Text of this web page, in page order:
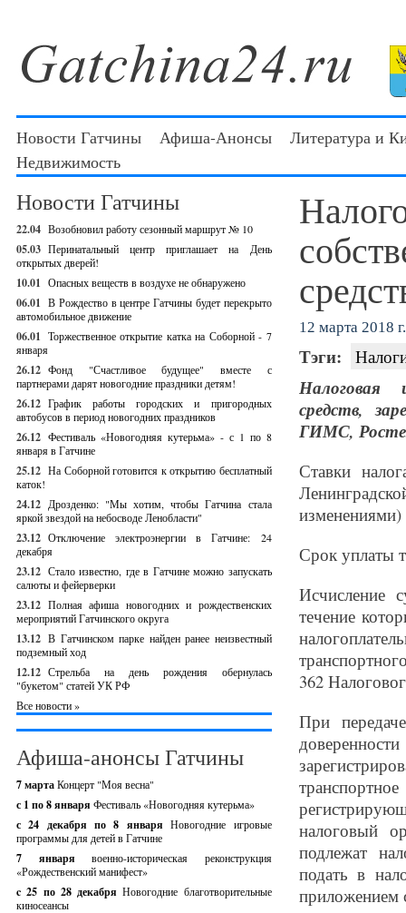
Новости Гатчины Афиша-Анонсы
Литература и
Недвижимость
Новости Гатчины
22.04 Возобновил работу сезонный маршрут № 10
05.03 Перинатальный центр приглашает на День
открытых дверей!
10.01 Опасных веществ в воздухе не обнаружено
06.01 В Рождество в центре Гатчины будет перекрыто
автомобильное движение
06.01 Торжественное открытие катка на Соборной - 7
января
26.12 Фонд "Счастливое будущее" вместе с
партнерами дарят новогодние праздники детям!
26.12 График работы городских и пригородных
автобусов в период новогодних праздников
26.12 Фестиваль «Новогодняя кутерьма» - с 1 по 8
января в Гатчине
25.12 На Соборной готовится к открытию бесплатный
каток!
24.12 Дрозденко: "Мы хотим, чтобы Гатчина стала
яркой звездой на небосводе Ленобласти"
23.12 Отключение электроэнергии в Гатчине: 24
декабря
23.12 Стало известно, где в Гатчине можно запускать
салюты и фейерверки
23.12 Полная афиша новогодних и рождественских
мероприятий Гатчинского округа
13.12 В Гатчинском парке найден ранее неизвестный
подземный ход
12.12 Стрельба на день рождения обернулась
"букетом" статей УК РФ
Все новости »
Афиша-анонсы Гатчины
7 мартаКонцерт "Моя весна"
с 1 по 8 января Фестиваль «Новогодняя кутерьма»
с 24 декабря по 8 январяНовогодние игровые
программы для детей в Гатчине
7 январявоенно-историческая реконструкция
«Рождественский манифест»
c 25 по 28 декабряНовогодние благотворительные
киносеансы
12 марта 2018 г.
Тэги:
Налоговая
средств,
ГИМС,
Ставки
изменениями)
Срок уплаты
Исчисление
течение
362
При
налоговый
подлежат
подать в
приложением